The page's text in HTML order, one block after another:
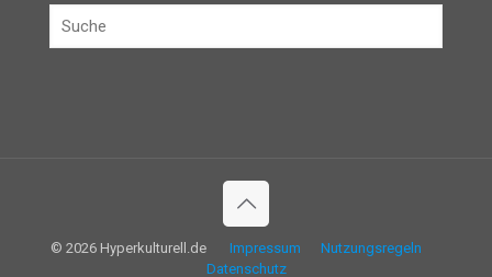
© 2026 Hyperkulturell.de Impressum
Nutzungsregeln
Datenschutz